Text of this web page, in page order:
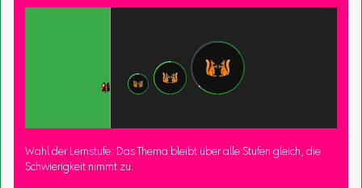
Wahl der Lernstufe: Das Thema bleibt über alle Stufen gleich, die
Schwierigkeit nimmt zu.